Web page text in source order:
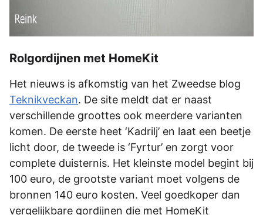
Rolgordijnen met HomeKit
Het nieuws is afkomstig van het Zweedse blog
Teknikveckan. De site meldt dat er naast
verschillende groottes ook meerdere varianten
komen. De eerste heet ‘Kadrilj’ en laat een beetje
licht door, de tweede is ‘Fyrtur’ en zorgt voor
complete duisternis. Het kleinste model begint bij
100 euro, de grootste variant moet volgens de
bronnen 140 euro kosten. Veel goedkoper dan
vergelijkbare gordijnen die met HomeKit